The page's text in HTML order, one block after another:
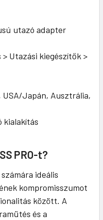
utazó adapter
Utazási kiegészítők >
Japán, Ausztrália,
kialakítás
PRO-t?
számára ideális
kompromisszumot
között. A
és a